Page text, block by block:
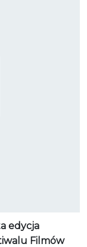
edycja
Filmów